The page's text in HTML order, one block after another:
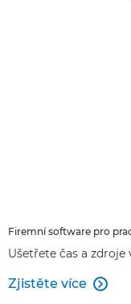
Firemní software pro
Ušetřete čas a
Zjistěte více 